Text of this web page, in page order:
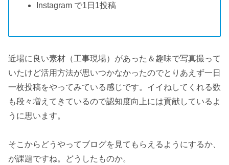
Instagram で1日1投稿
近場に良い素材（工事現場）があった＆趣味で写真撮って
いたけど活用方法が思いつかなかったのでとりあえず一日
一枚投稿をやってみている感じです。イイねしてくれる数
も段々増えてきているので認知度向上には貢献しているよ
うに思います。
そこからどうやってブログを見てもらえるようにするか、
が課題ですね。どうしたものか。